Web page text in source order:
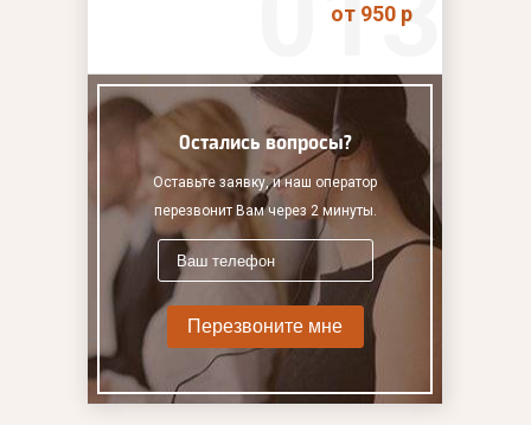
от 950 р
Остались вопросы?
Оставьте заявку, и наш оператор
перезвонит Вам через 2 минуты.
Перезвоните мне